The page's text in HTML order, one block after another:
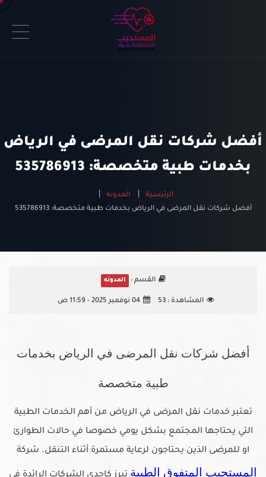
أفضل شركات نقل المرضى في الرياض
بخدمات طبية متخصصة: 535786913
الرئيسية
المدونه
أفضل شركات نقل المرضى في الرياض بخدمات طبية متخصصة: 535786913
القسم : المدونه
المشاهدة : 53 04 نوفمبر 2025 - 11:59 ص
أفضل شركات نقل المرضى في الرياض بخدمات
طبية متخصصة
تعتبر خدمات نقل المرضى في الرياض من أهم الخدمات الطبية
التي يحتاجها المجتمع بشكل يومي خصوصا في حالات الطوارئ
او للمرضى الذين يحتاجون لرعاية مستمرة أثناء التنقل. شركة
المستجيب المتفوق الطبية